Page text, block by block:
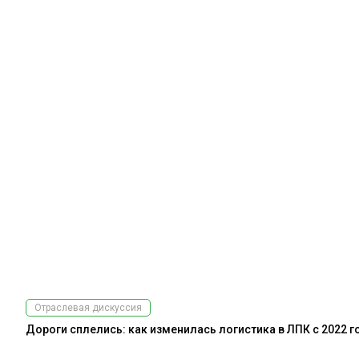
Отраслевая дискуссия
Дороги сплелись: как изменилась логистика в ЛПК с 2022